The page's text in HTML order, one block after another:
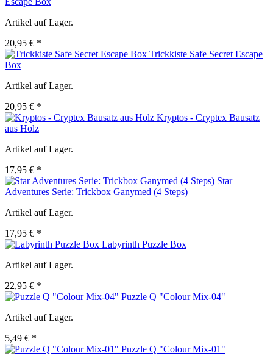
Artikel auf Lager.
20,95 € *
Trickkiste Safe Secret Escape
Box
Artikel auf Lager.
20,95 € *
Kryptos - Cryptex Bausatz
aus Holz
Artikel auf Lager.
17,95 € *
Star
Adventures Serie: Trickbox Ganymed (4 Steps)
Artikel auf Lager.
17,95 € *
Labyrinth Puzzle Box
Artikel auf Lager.
22,95 € *
Puzzle Q "Colour Mix-04"
Artikel auf Lager.
5,49 € *
Puzzle Q "Colour Mix-01"